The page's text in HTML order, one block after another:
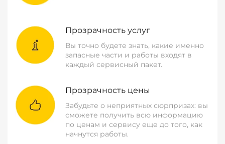
Прозрачность услуг
Вы точно будете знать, какие именно
запасные части и работы входят в
каждый сервисный пакет.
Прозрачность цены
Забудьте о неприятных сюрпризах: вы
сможете получить всю информацию
по ценам и сервису еще до того, как
начнутся работы.